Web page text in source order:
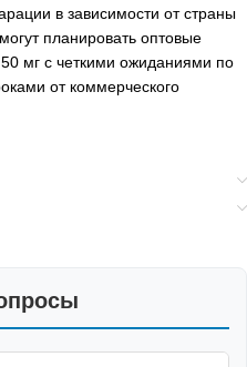
в зависимости от страны
планировать оптовые
мг с четкими ожиданиями по
от коммерческого